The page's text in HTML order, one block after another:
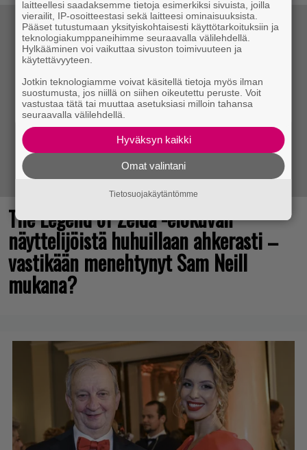
The Legend of Zelda -elokuvan
näyttelijöistä huhuillaan ahkerasti –
vastikään menehtynyt Sam Neill
mukana?
laitteellesi saadaksemme tietoja esimerkiksi sivuista, joilla
vierailit, IP-osoitteestasi sekä laitteesi ominaisuuksista.
Pääset tutustumaan yksityiskohtaisesti käyttötarkoituksiin ja
teknologiakumppaneihimme seuraavalla välilehdellä.
Hylkääminen voi vaikuttaa sivuston toimivuuteen ja
käytettävyyteen.
Jotkin teknologiamme voivat käsitellä tietoja myös ilman
suostumusta, jos niillä on siihen oikeutettu peruste. Voit
vastustaa tätä tai muuttaa asetuksiasi milloin tahansa
seuraavalla välilehdellä.
Hyväksyn kaikki
Omat valintani
Tietosuojakäytäntömme